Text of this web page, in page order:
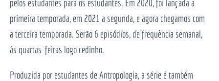
pelos estudantes para os estudantes. Em 2020, foi lançada a
primeira temporada, em 2021 a segunda, e agora chegamos com
a terceira temporada. Serão 6 episódios, de frequência semanal,
às quartas-feiras logo cedinho.
Produzida por estudantes de Antropologia, a série é também